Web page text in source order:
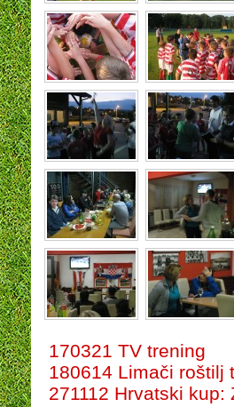
170321 TV trening
180614 Limači roštilj
271112 Hrvatski